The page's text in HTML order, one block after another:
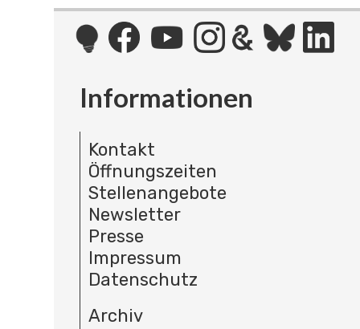
Informationen
Kontakt
Öffnungszeiten
Stellenangebote
Newsletter
Presse
Impressum
Datenschutz
Archiv